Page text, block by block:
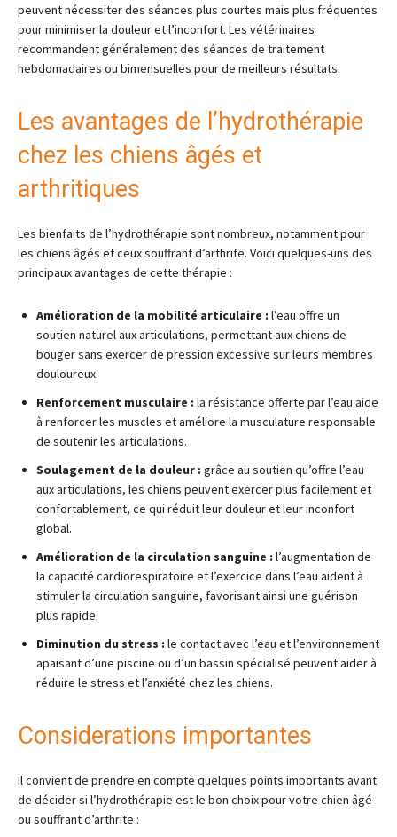
peuvent nécessiter des séances plus courtes mais plus fréquentes
pour minimiser la douleur et l’inconfort. Les vétérinaires
recommandent généralement des séances de traitement
hebdomadaires ou bimensuelles pour de meilleurs résultats.
Les avantages de l’hydrothérapie
chez les chiens âgés et
arthritiques
Les bienfaits de l’hydrothérapie sont nombreux, notamment pour
les chiens âgés et ceux souffrant d’arthrite. Voici quelques-uns des
principaux avantages de cette thérapie :
Amélioration de la mobilité articulaire : l’eau offre un
soutien naturel aux articulations, permettant aux chiens de
bouger sans exercer de pression excessive sur leurs membres
douloureux.
Renforcement musculaire : la résistance offerte par l’eau aide
à renforcer les muscles et améliore la musculature responsable
de soutenir les articulations.
Soulagement de la douleur : grâce au soutien qu’offre l’eau
aux articulations, les chiens peuvent exercer plus facilement et
confortablement, ce qui réduit leur douleur et leur inconfort
global.
Amélioration de la circulation sanguine : l’augmentation de
la capacité cardiorespiratoire et l’exercice dans l’eau aident à
stimuler la circulation sanguine, favorisant ainsi une guérison
plus rapide.
Diminution du stress : le contact avec l’eau et l’environnement
apaisant d’une piscine ou d’un bassin spécialisé peuvent aider à
réduire le stress et l’anxiété chez les chiens.
Considerations importantes
Il convient de prendre en compte quelques points importants avant
de décider si l’hydrothérapie est le bon choix pour votre chien âgé
ou souffrant d’arthrite :